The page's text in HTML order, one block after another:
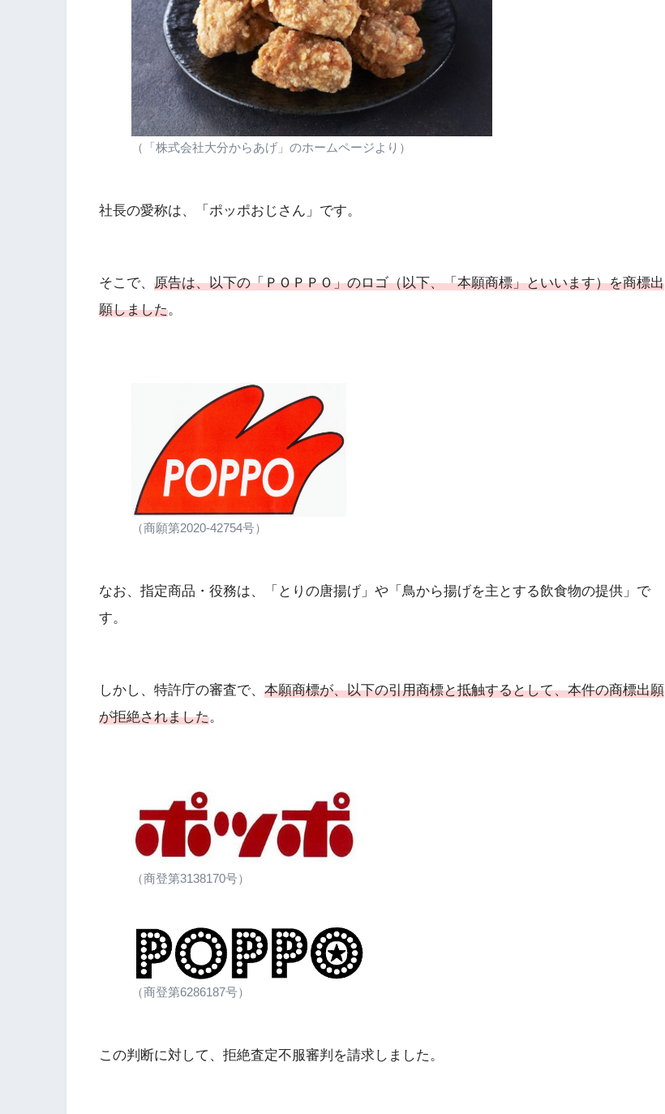
（「株式会社大分からあげ」のホームページより）
社長の愛称は、「ポッポおじさん」です。
そこで、 原告は、以下の「ＰＯＰＰＯ」のロゴ（以下、「本願商標」といいます）を商標出
願しました。
（商願第2020-42754号）
なお、指定商品・役務は、「とりの唐揚げ」や「鳥から揚げを主とする飲食物の提供」で
す。
しかし、特許庁の審査で、 本願商標が、以下の引用商標と抵触するとして、本件の商標出願
が拒絶されました。
（商登第3138170号）
（商登第6286187号）
この判断に対して、拒絶査定不服審判を請求しました。